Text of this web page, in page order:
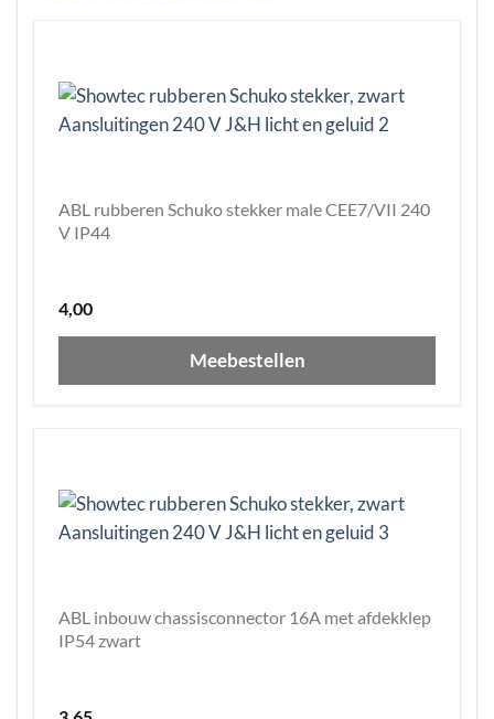
ABL rubberen Schuko stekker male CEE7/VII 240
V IP44
4,00
Meebestellen
ABL inbouw chassisconnector 16A met afdekklep
IP54 zwart